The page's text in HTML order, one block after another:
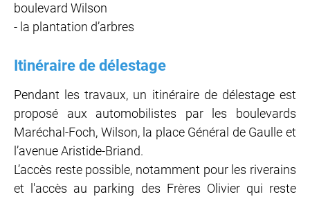
boulevard Wilson
- la plantation d’arbres
Itinéraire de délestage
Pendant les travaux, un itinéraire de délestage est
proposé aux automobilistes par les boulevards
Maréchal-Foch, Wilson, la place Général de Gaulle et
l’avenue Aristide-Briand.
L’accès reste possible, notamment pour les riverains
et l'accès au parking des Frères Olivier qui reste